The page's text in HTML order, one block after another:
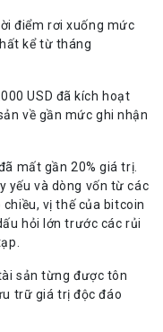
điểm rơi xuống mức
kể từ tháng
USD đã kích hoạt
về gần mức ghi nhận
mất gần 20% giá trị.
yếu và dòng vốn từ các
vị thế của bitcoin
hỏi lớn trước các rủi
sản từng được tôn
trữ giá trị độc đáo